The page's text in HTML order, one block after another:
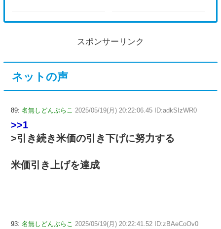
スポンサーリンク
ネットの声
89: 名無しどんぶらこ 2025/05/19(月) 20:22:06.45 ID:adkSIzWR0
>>1
>引き続き米価の引き下げに努力する
米価引き上げを達成
93: 名無しどんぶらこ 2025/05/19(月) 20:22:41.52 ID:zBAeCoOv0